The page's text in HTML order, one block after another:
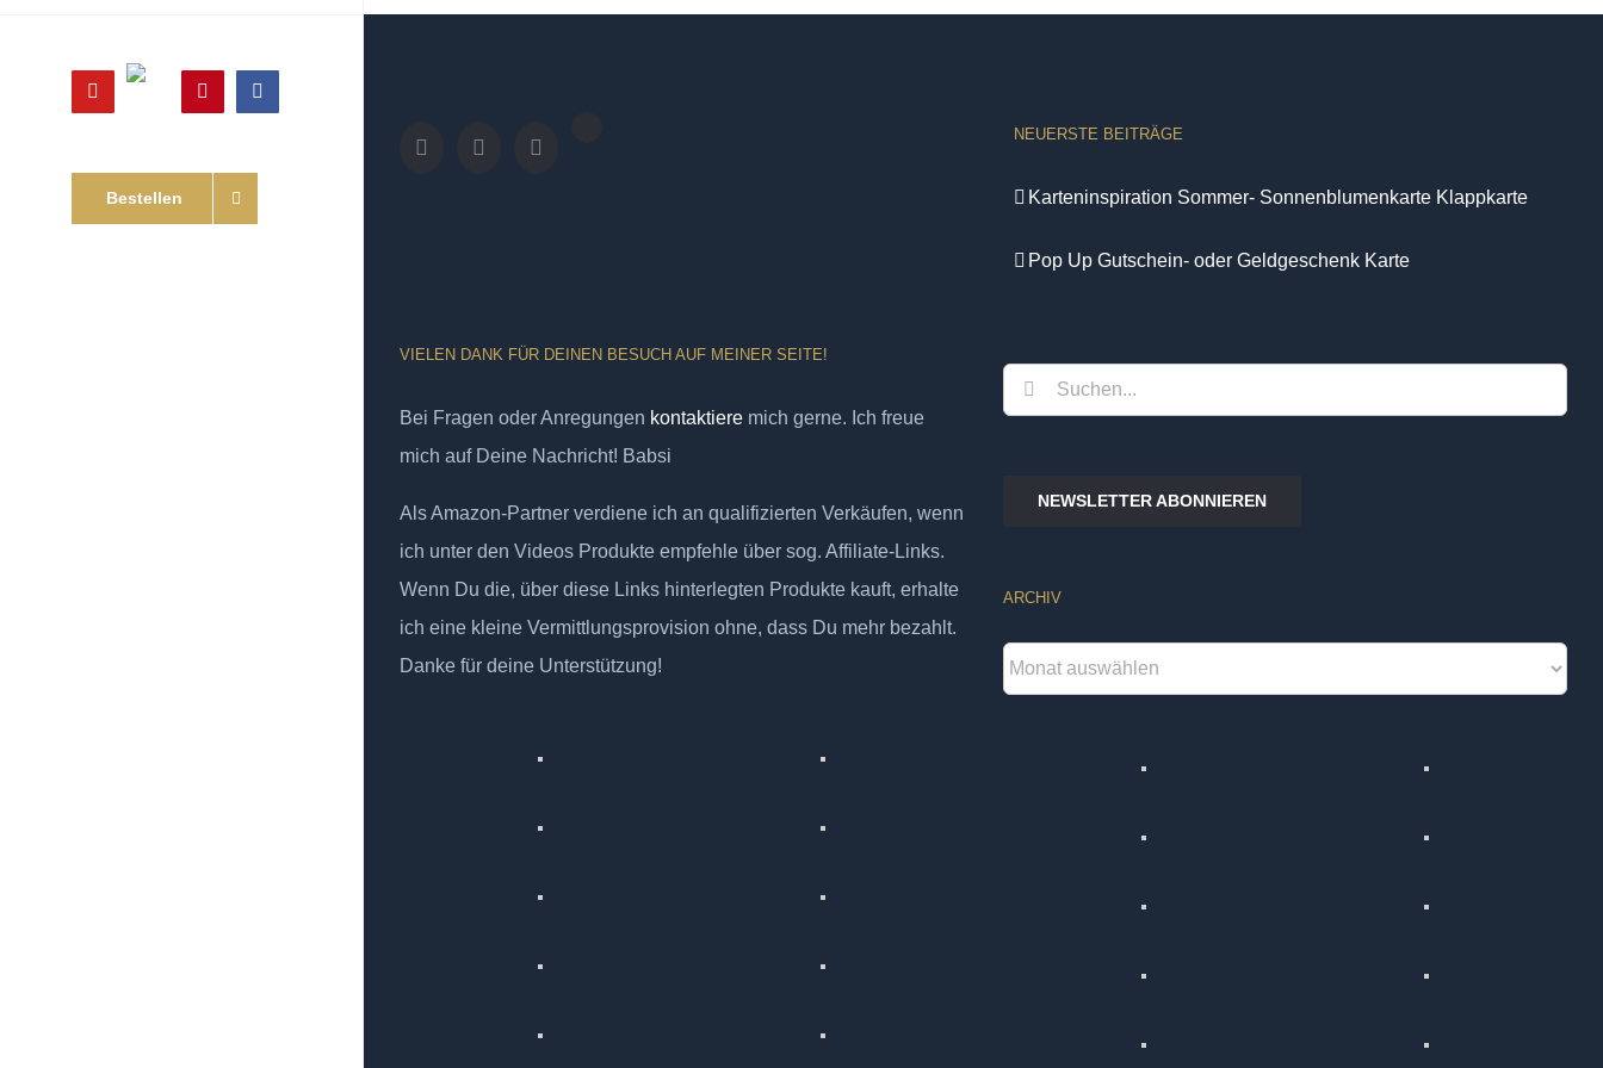
YouTube
Shop
PinterestFacebook
Bestellen
VIELEN DANK FÜR DEINEN BESUCH AUF MEINER SEITE!
Bei Fragen oder Anregungen kontaktiere mich gerne. Ich freue
mich auf Deine Nachricht! Babsi
Als Amazon-Partner verdiene ich an qualifizierten Verkäufen, wenn
ich unter den Videos Produkte empfehle über sog. Affiliate-Links.
Wenn Du die, über diese Links hinterlegten Produkte kauft, erhalte
ich eine kleine Vermittlungsprovision ohne, dass Du mehr bezahlt.
Danke für deine Unterstützung!
NEUERSTE BEITRÄGE
Karteninspiration Sommer- Sonnenblumenkarte Klappkarte
Pop Up Gutschein- oder Geldgeschenk Karte
Suche
nach:
NEWSLETTER ABONNIEREN
ARCHIV
Archiv